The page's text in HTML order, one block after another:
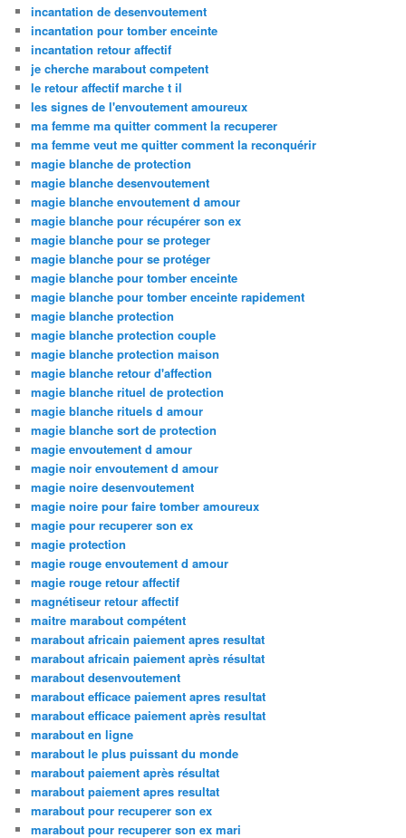
incantation de desenvoutement
incantation pour tomber enceinte
incantation retour affectif
je cherche marabout competent
le retour affectif marche t il
les signes de l'envoutement amoureux
ma femme ma quitter comment la recuperer
ma femme veut me quitter comment la reconquérir
magie blanche de protection
magie blanche desenvoutement
magie blanche envoutement d amour
magie blanche pour récupérer son ex
magie blanche pour se proteger
magie blanche pour se protéger
magie blanche pour tomber enceinte
magie blanche pour tomber enceinte rapidement
magie blanche protection
magie blanche protection couple
magie blanche protection maison
magie blanche retour d'affection
magie blanche rituel de protection
magie blanche rituels d amour
magie blanche sort de protection
magie envoutement d amour
magie noir envoutement d amour
magie noire desenvoutement
magie noire pour faire tomber amoureux
magie pour recuperer son ex
magie protection
magie rouge envoutement d amour
magie rouge retour affectif
magnétiseur retour affectif
maitre marabout compétent
marabout africain paiement apres resultat
marabout africain paiement après résultat
marabout desenvoutement
marabout efficace paiement apres resultat
marabout efficace paiement après resultat
marabout en ligne
marabout le plus puissant du monde
marabout paiement après résultat
marabout paiement apres resultat
marabout pour recuperer son ex
marabout pour recuperer son ex mari